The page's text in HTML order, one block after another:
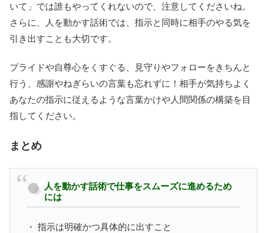
いて」では誰もやってくれないので、注意してくださいね。
さらに、人を動かす話術では、指示と同時に相手のやる気を
引き出すことも大切です。
プライドや自尊心をくすぐる、見守りやフォローをきちんと
行う、感謝やねぎらいの言葉も忘れずに！相手が気持ちよく
あなたの指示に従えるような言葉かけや人間関係の構築を目
指してください。
まとめ
人を動かす話術で仕事をスムーズに進めるため
には
・ 指示は明確かつ具体的に出すこと